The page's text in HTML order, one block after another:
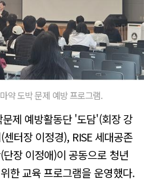
약 도박 문제 예방 프로그램.
제 예방활동단 '도담'(회장 강
터장 이정경), RISE 세대공존
장 이정애)이 공동으로 청년
한 교육 프로그램을 운영했다.